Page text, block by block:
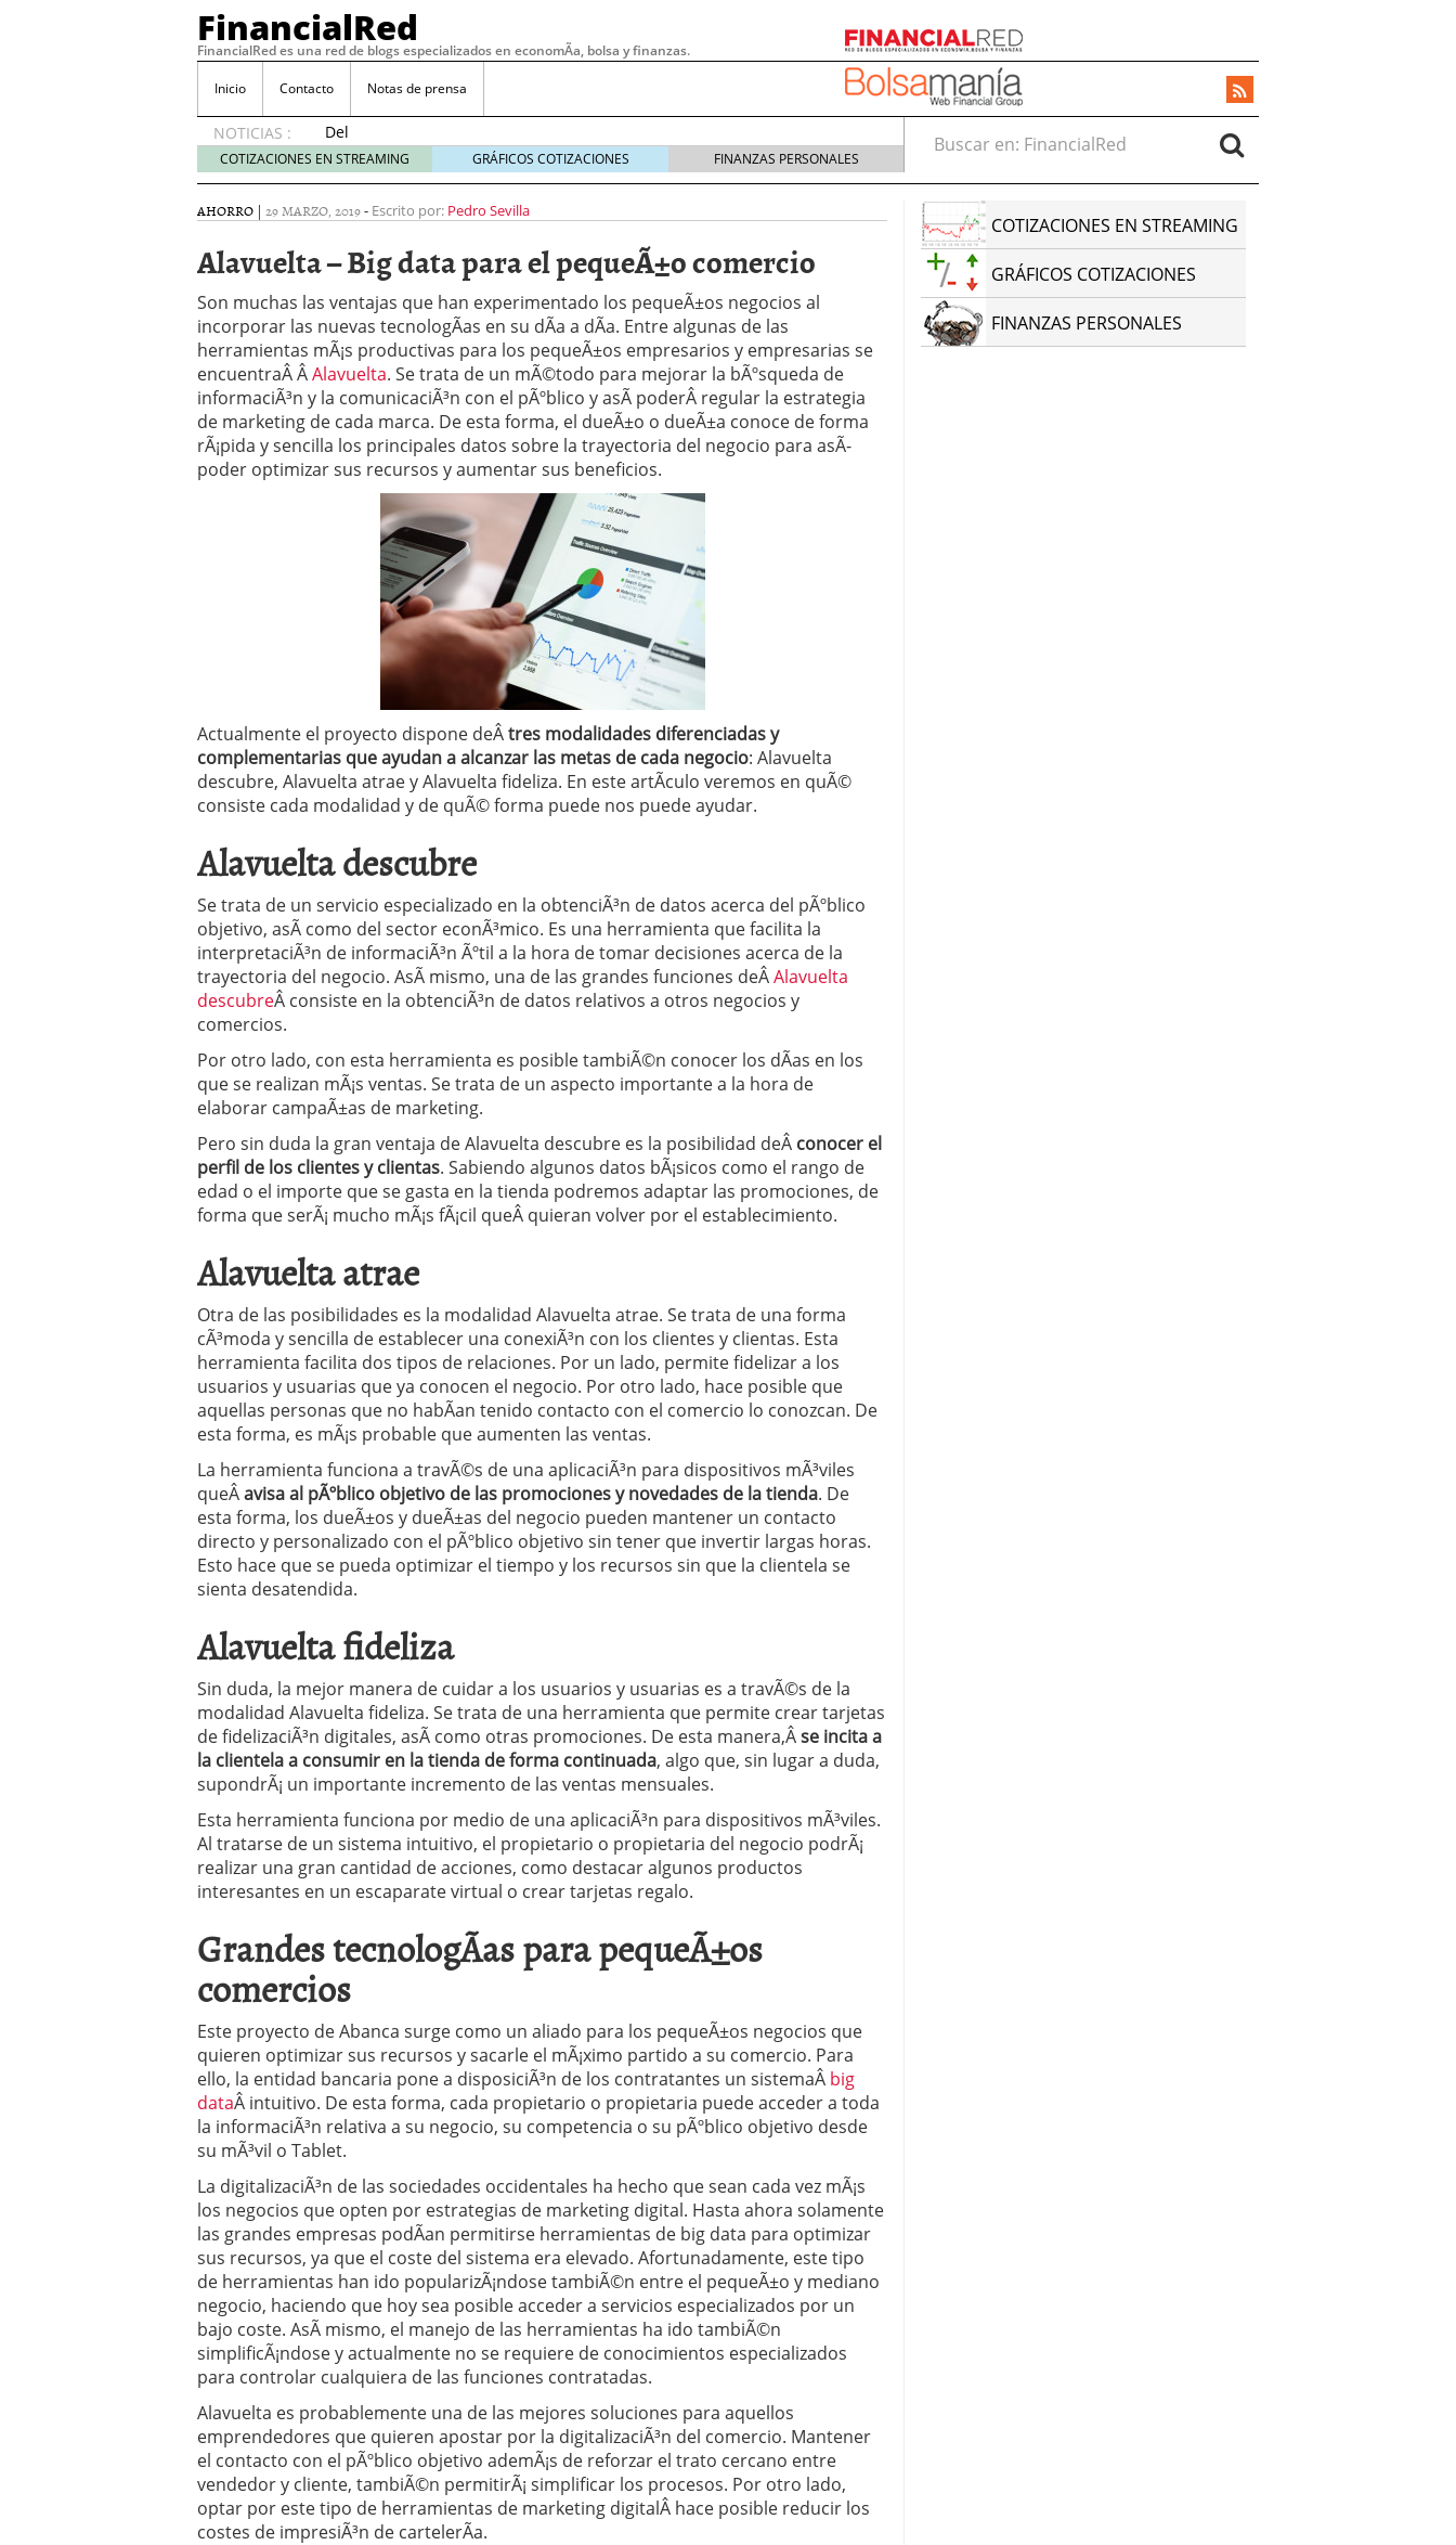
FinancialRed
FinancialRed es una red de blogs especializados en economÃ­a, bolsa y finanzas.
Inicio Contacto Notas de prensa
NOTICIAS :
Del
depósito
a la
cómo
cambiando
gestión
del
ahorro
en
España
05/08/2026
Seguros de convenio en pymes: la obligación que muchas empresas
descubren cuando ya es demasiado tarde 20/07/2026
ReseÃ±a de SIFX: Lo Que Deben Saber los Traders Mexicanos Antes de
29/06/2026
Crear empresa online vs proceso tradicional: ventajas reales para pymes
29/05/2026
CÃ³mo afrontar una baja mÃ©dica cuando trabajas por cuenta propia
26/05/2026
COTIZACIONES EN STREAMING GRÁFICOS COTIZACIONES FINANZAS PERSONALES
Buscar en:
AHORRO | 29 MARZO, 2019- Escrito por: Pedro Sevilla
Alavuelta – Big data para el pequeÃ±o comercio
Son muchas las ventajas que han experimentado los pequeÃ±os negocios al
incorporar las nuevas tecnologÃ­as en su dÃ­a a dÃ­a. Entre algunas de las
herramientas mÃ¡s productivas para los pequeÃ±os empresarios y empresarias se
encuentraÂ ÂAlavuelta. Se trata de un mÃ©todo para mejorar la bÃºsqueda de
informaciÃ³n y la comunicaciÃ³n con el pÃºblico y asÃ­ poderÂ regular la estrategia
de marketing de cada marca. De esta forma, el dueÃ±o o dueÃ±a conoce de forma
rÃ¡pida y sencilla los principales datos sobre la trayectoria del negocio para asÃ­
poder optimizar sus recursos y aumentar sus beneficios.
Actualmente el proyecto dispone deÂtres modalidades diferenciadas y
complementarias que ayudan a alcanzar las metas de cada negocio: Alavuelta
descubre, Alavuelta atrae y Alavuelta fideliza. En este artÃ­culo veremos en quÃ©
consiste cada modalidad y de quÃ© forma puede nos puede ayudar.
Alavuelta descubre
Se trata de un servicio especializado en la obtenciÃ³n de datos acerca del pÃºblico
objetivo, asÃ­ como del sector econÃ³mico. Es una herramienta que facilita la
interpretaciÃ³n de informaciÃ³n Ãºtil a la hora de tomar decisiones acerca de la
trayectoria del negocio. AsÃ­ mismo, una de las grandes funciones deÂAlavuelta
descubreÂ consiste en la obtenciÃ³n de datos relativos a otros negocios y
comercios.
Por otro lado, con esta herramienta es posible tambiÃ©n conocer los dÃ­as en los
que se realizan mÃ¡s ventas. Se trata de un aspecto importante a la hora de
elaborar campaÃ±as de marketing.
Pero sin duda la gran ventaja de Alavuelta descubre es la posibilidad deÂ conocer el
perfil de los clientes y clientas. Sabiendo algunos datos bÃ¡sicos como el rango de
edad o el importe que se gasta en la tienda podremos adaptar las promociones, de
forma que serÃ¡ mucho mÃ¡s fÃ¡cil queÂ quieran volver por el establecimiento.
Alavuelta atrae
Otra de las posibilidades es la modalidad Alavuelta atrae. Se trata de una forma
cÃ³moda y sencilla de establecer una conexiÃ³n con los clientes y clientas. Esta
herramienta facilita dos tipos de relaciones. Por un lado, permite fidelizar a los
usuarios y usuarias que ya conocen el negocio. Por otro lado, hace posible que
aquellas personas que no habÃ­an tenido contacto con el comercio lo conozcan. De
esta forma, es mÃ¡s probable que aumenten las ventas.
La herramienta funciona a travÃ©s de una aplicaciÃ³n para dispositivos mÃ³viles
queÂavisa al pÃºblico objetivo de las promociones y novedades de la tienda. De
esta forma, los dueÃ±os y dueÃ±as del negocio pueden mantener un contacto
directo y personalizado con el pÃºblico objetivo sin tener que invertir largas horas.
Esto hace que se pueda optimizar el tiempo y los recursos sin que la clientela se
sienta desatendida.
Alavuelta fideliza
Sin duda, la mejor manera de cuidar a los usuarios y usuarias es a travÃ©s de la
modalidad Alavuelta fideliza. Se trata de una herramienta que permite crear tarjetas
de fidelizaciÃ³n digitales, asÃ­ como otras promociones. De esta manera,Âse incita a
la clientela a consumir en la tienda de forma continuada, algo que, sin lugar a duda,
supondrÃ¡ un importante incremento de las ventas mensuales.
Esta herramienta funciona por medio de una aplicaciÃ³n para dispositivos mÃ³viles.
Al tratarse de un sistema intuitivo, el propietario o propietaria del negocio podrÃ¡
realizar una gran cantidad de acciones, como destacar algunos productos
interesantes en un escaparate virtual o crear tarjetas regalo.
Grandes tecnologÃ­as para pequeÃ±os
comercios
Este proyecto de Abanca surge como un aliado para los pequeÃ±os negocios que
quieren optimizar sus recursos y sacarle el mÃ¡ximo partido a su comercio. Para
ello, la entidad bancaria pone a disposiciÃ³n de los contratantes un sistemaÂ big
dataÂ intuitivo. De esta forma, cada propietario o propietaria puede acceder a toda
la informaciÃ³n relativa a su negocio, su competencia o su pÃºblico objetivo desde
su mÃ³vil o Tablet.
La digitalizaciÃ³n de las sociedades occidentales ha hecho que sean cada vez mÃ¡s
los negocios que opten por estrategias de marketing digital. Hasta ahora solamente
las grandes empresas podÃ­an permitirse herramientas de big data para optimizar
sus recursos, ya que el coste del sistema era elevado. Afortunadamente, este tipo
de herramientas han ido popularizÃ¡ndose tambiÃ©n entre el pequeÃ±o y mediano
negocio, haciendo que hoy sea posible acceder a servicios especializados por un
bajo coste. AsÃ­ mismo, el manejo de las herramientas ha ido tambiÃ©n
simplificÃ¡ndose y actualmente no se requiere de conocimientos especializados
para controlar cualquiera de las funciones contratadas.
Alavuelta es probablemente una de las mejores soluciones para aquellos
emprendedores que quieren apostar por la digitalizaciÃ³n del comercio. Mantener
el contacto con el pÃºblico objetivo ademÃ¡s de reforzar el trato cercano entre
vendedor y cliente, tambiÃ©n permitirÃ¡ simplificar los procesos. Por otro lado,
optar por este tipo de herramientas de marketing digitalÂ hace posible reducir los
costes de impresiÃ³n de cartelerÃ­a.
COTIZACIONES EN STREAMING
GRÁFICOS COTIZACIONES
FINANZAS PERSONALES